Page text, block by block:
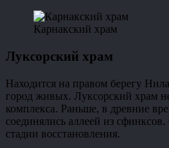
Карнакский храм
Луксорский храм
Находится на правом берегу
город живых. Луксорский храм
комплекса. Раньше, в древние
соединялись аллеей из
стадии восстановления.